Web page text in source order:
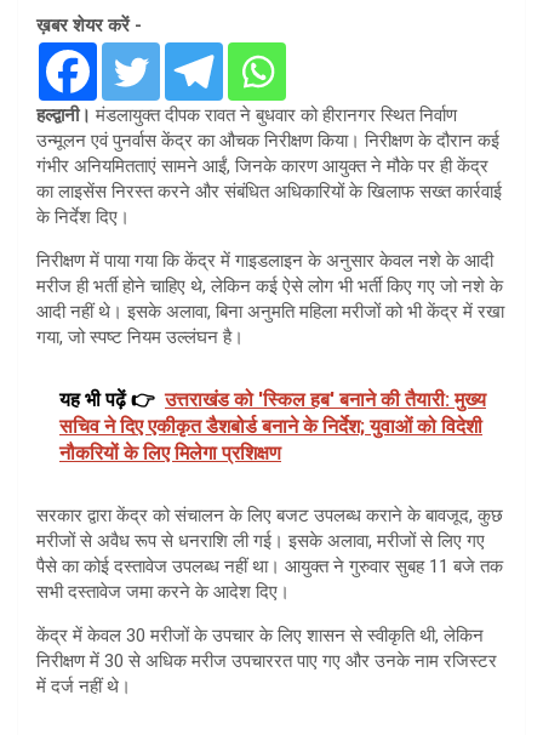
ख़बर शेयर करें -
हल्द्वानी। मंडलायुक्त दीपक रावत ने बुधवार को हीरानगर स्थित निर्वाण
उन्मूलन एवं पुनर्वास केंद्र का औचक निरीक्षण किया। निरीक्षण के दौरान कई
गंभीर अनियमितताएं सामने आईं, जिनके कारण आयुक्त ने मौके पर ही केंद्र
का लाइसेंस निरस्त करने और संबंधित अधिकारियों के खिलाफ सख्त कार्रवाई
के निर्देश दिए।
निरीक्षण में पाया गया कि केंद्र में गाइडलाइन के अनुसार केवल नशे के आदी
मरीज ही भर्ती होने चाहिए थे, लेकिन कई ऐसे लोग भी भर्ती किए गए जो नशे के
आदी नहीं थे। इसके अलावा, बिना अनुमति महिला मरीजों को भी केंद्र में रखा
गया, जो स्पष्ट नियम उल्लंघन है।
यह भी पढ़ें 👉 उत्तराखंड को 'स्किल हब' बनाने की तैयारी: मुख्य
सचिव ने दिए एकीकृत डैशबोर्ड बनाने के निर्देश; युवाओं को विदेशी
नौकरियों के लिए मिलेगा प्रशिक्षण
सरकार द्वारा केंद्र को संचालन के लिए बजट उपलब्ध कराने के बावजूद, कुछ
मरीजों से अवैध रूप से धनराशि ली गई। इसके अलावा, मरीजों से लिए गए
पैसे का कोई दस्तावेज उपलब्ध नहीं था। आयुक्त ने गुरुवार सुबह 11 बजे तक
सभी दस्तावेज जमा करने के आदेश दिए।
केंद्र में केवल 30 मरीजों के उपचार के लिए शासन से स्वीकृति थी, लेकिन
निरीक्षण में 30 से अधिक मरीज उपचाररत पाए गए और उनके नाम रजिस्टर
में दर्ज नहीं थे।